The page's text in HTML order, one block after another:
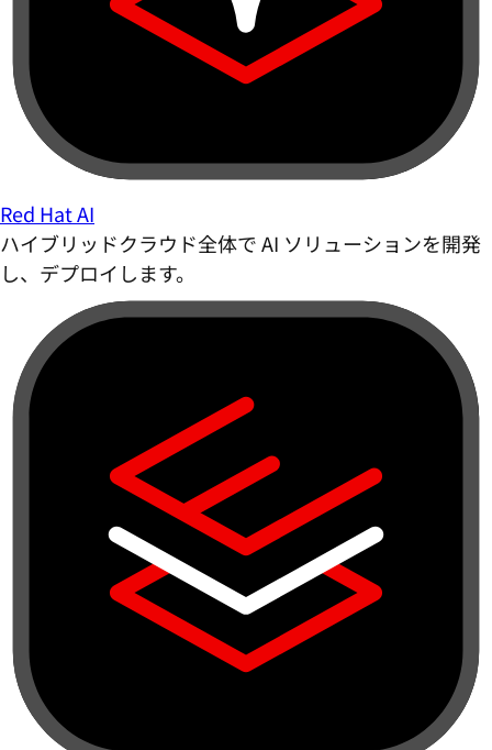
Red Hat AI
ハイブリッドクラウド全体で AI ソリューションを開発
し、デプロイします。